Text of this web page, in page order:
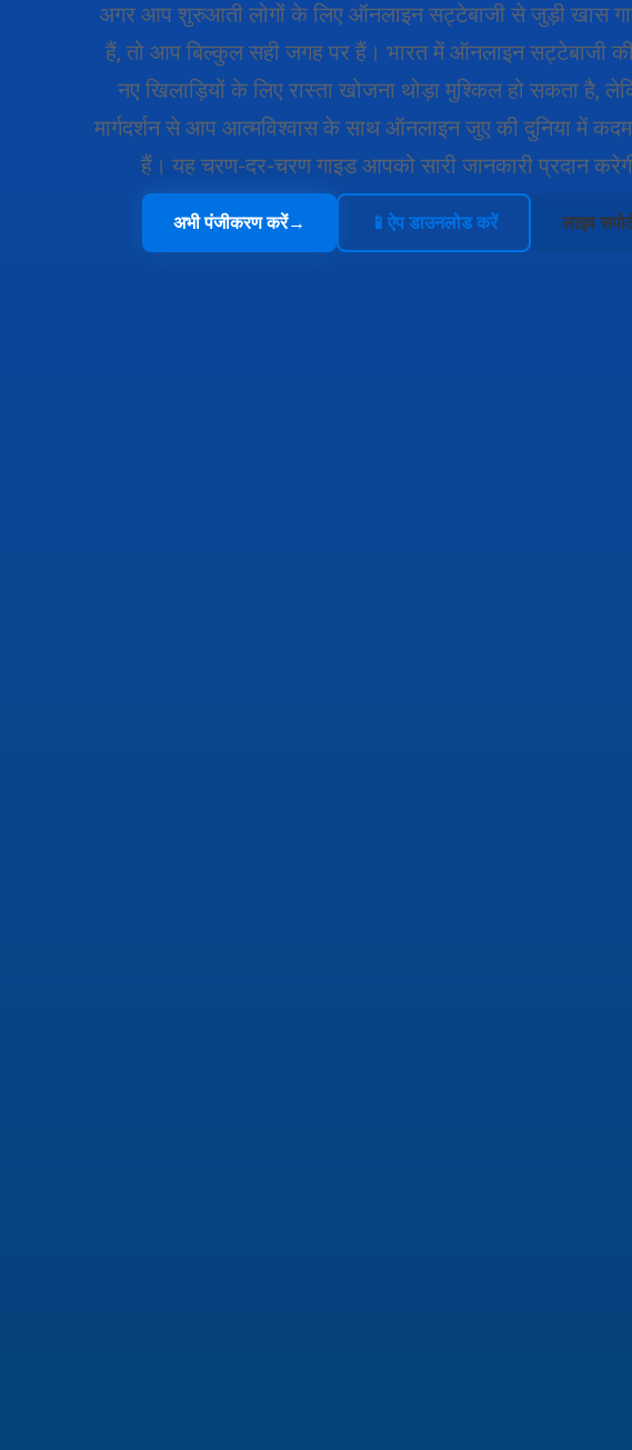
अगर आप शुरुआती लोगों के लिए ऑनलाइन सट्टेबाजी से जुड़ी खास
हैं, तो आप बिल्कुल सही जगह पर हैं। भारत में ऑनलाइन सट्टेबाजी की
नए खिलाड़ियों के लिए रास्ता खोजना थोड़ा मुश्किल हो सकता है,
मार्गदर्शन से आप आत्मविश्वास के साथ ऑनलाइन जुए की दुनिया में
हैं। यह चरण-दर-चरण गाइड आपको सारी जानकारी प्रदान
अभी पंजीकरण करें→ 📱 ऐप डाउनलोड करें लाइव